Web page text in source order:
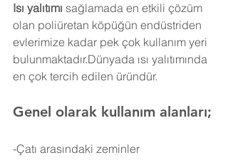
Isı yalıtımı sağlamada en etkili çözüm
olan poliüretan köpüğün endüstriden
evlerimize kadar pek çok kullanım yeri
bulunmaktadır.Dünyada ısı yalıtımında
en çok tercih edilen üründür.
Genel olarak kullanım alanları;
-Çatı arasındaki zeminler